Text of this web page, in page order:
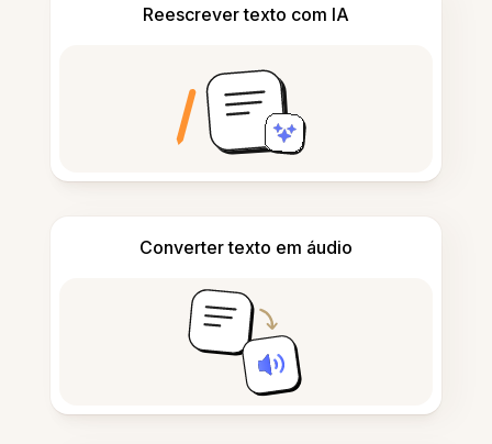
Reescrever texto com IA
Converter texto em áudio